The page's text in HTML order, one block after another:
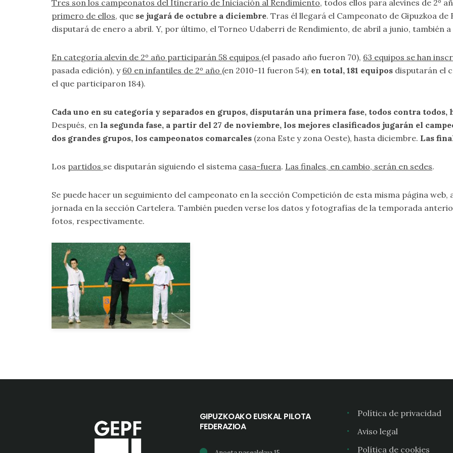
Tres son los campeonatos del Itinerario de Iniciación al Rendimiento, todos ellos para alevines de 2º
primero de ellos, que se jugará de octubre a diciembre. Tras él llegará el Campeonato de Gipuzkoa
disputará de enero a abril. Y, por último, el Torneo Udaberri de Rendimiento, de abril a junio, también
En categoría alevín de 2º año participarán 58 equipos (el pasado año fueron 70), 63 equipos se han
pasada edición), y 60 en infantiles de 2º año (en 2010-11 fueron 54); en total, 181 equipos disputarán el
el que participaron 184).
Cada uno en su categoría y separados en grupos, disputarán una primera fase, todos contra todos,
Después, en la segunda fase, a partir del 27 de noviembre, los mejores clasificados jugarán el
dos grandes grupos, los campeonatos comarcales (zona Este y zona Oeste), hasta diciembre. Las
Los partidos se disputarán siguiendo el sistema casa-fuera. Las finales, en cambio, serán en sedes.
Se puede hacer un seguimiento del campeonato en la sección Competición de esta misma página
jornada en la sección Cartelera. También pueden verse los datos y fotografías de la temporada
fotos, respectivamente.
GIPUZKOAKO EUSKAL PILOTA
FEDERAZIOA
Política de privacidad
Aviso legal
Política de cookies